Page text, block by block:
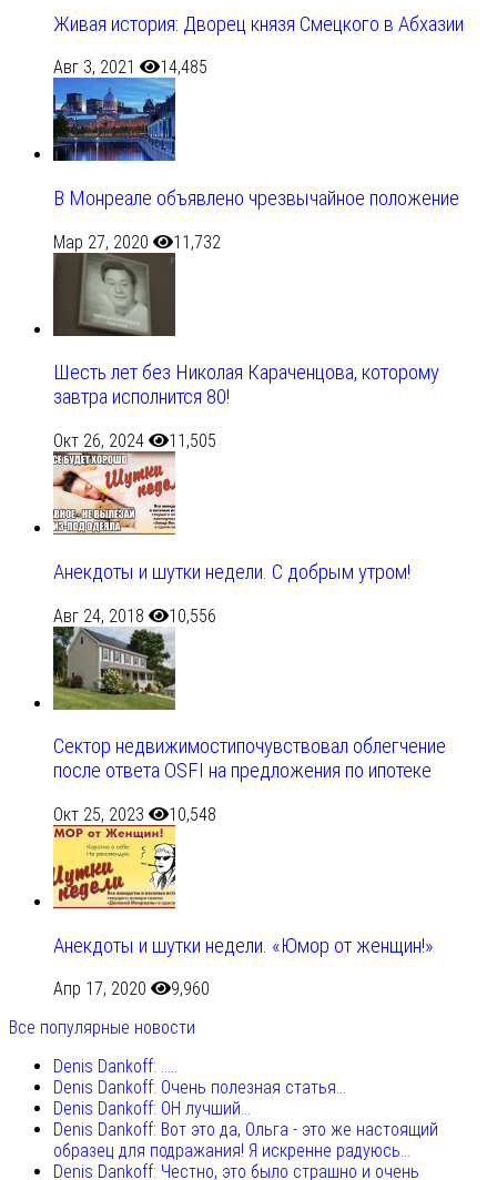
Живая история: Дворец князя Смецкого в Абхазии
Авг 3, 2021 14,485
В Монреале объявлено чрезвычайное положение
Мар 27, 2020 11,732
Шесть лет без Николая Караченцова, которому
завтра исполнится 80!
Окт 26, 2024 11,505
Анекдоты и шутки недели. С добрым утром!
Авг 24, 2018 10,556
Сектор недвижимостипочувствовал облегчение
после ответа OSFI на предложения по ипотеке
Окт 25, 2023 10,548
Анекдоты и шутки недели. «Юмор от женщин!»
Апр 17, 2020
9,960
Все популярные новости
Denis Dankoff: .....
Denis Dankoff: Очень полезная статья...
Denis Dankoff: ОН лучший...
Denis Dankoff: Вот это да, Ольга - это же настоящий
образец для подражания! Я искренне радуюсь...
Denis Dankoff: Честно, это было страшно и очень